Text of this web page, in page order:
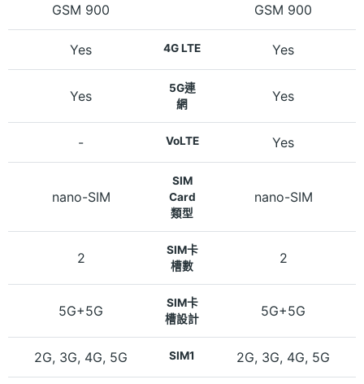
GSM 900
GSM 900
Yes 4G LTE Yes
Yes
5G連
網
Yes
- VoLTE Yes
nano-SIM
SIM
Card
類型
nano-SIM
2
SIM卡
槽數
2
5G+5G
SIM卡
槽設計
5G+5G
2G, 3G, 4G, 5G SIM1 2G, 3G, 4G, 5G